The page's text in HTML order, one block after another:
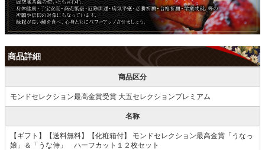
商品詳細
商品区分
モンドセレクション最高金賞受賞 大五セレクションプレミアム
名称
【ギフト】【送料無料】【化粧箱付】 モンドセレクション最高金賞「うなっ
娘」＆「うな侍」 ハーフカット１２枚セット